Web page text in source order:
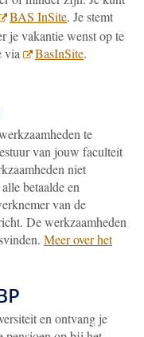
BAS InSite. Je stemt
je vakantie wenst op te
via
BasInSite.
te
van jouw faculteit
niet
betaalde en
van de
De werkzaamheden
Meer over het
en ontvang je